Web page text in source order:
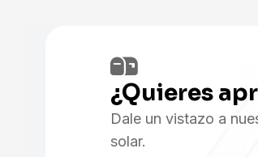
¿Quieres
Dale un vistazo a
solar.